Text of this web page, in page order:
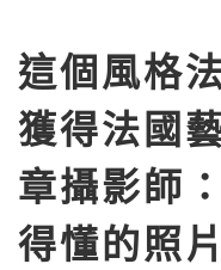
這個風格
獲得法國
章攝影師
得懂的照